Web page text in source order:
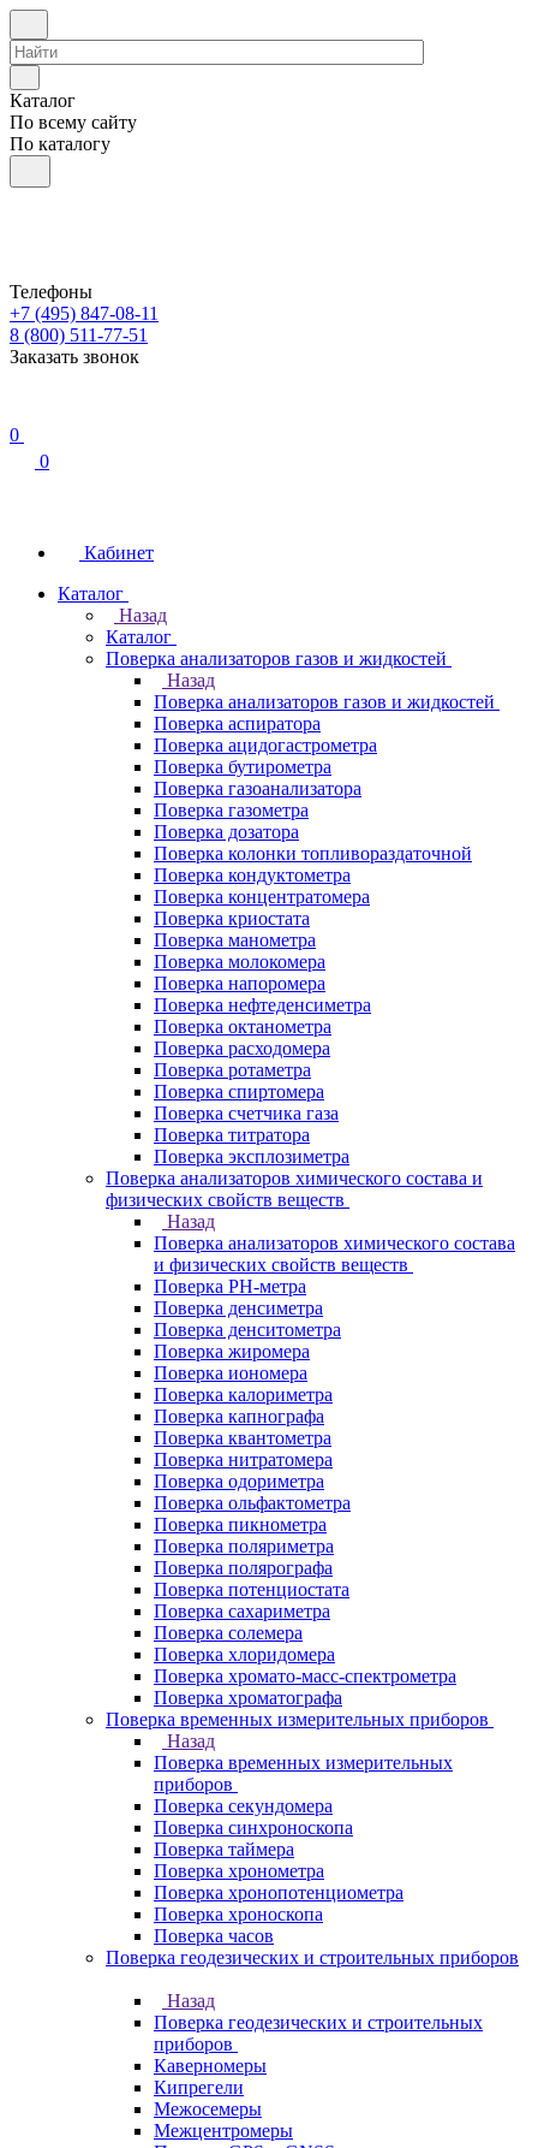
Каталог
По всему сайту
По каталогу
Телефоны
+7 (495) 847-08-11
8 (800) 511-77-51
Заказать звонок
0
0
Кабинет
Каталог
Назад
Каталог
Поверка анализаторов газов и жидкостей
Назад
Поверка анализаторов газов и жидкостей
Поверка аспиратора
Поверка ацидогастрометра
Поверка бутирометра
Поверка газоанализатора
Поверка газометра
Поверка дозатора
Поверка колонки топливораздаточной
Поверка кондуктометра
Поверка концентратомера
Поверка криостата
Поверка манометра
Поверка молокомера
Поверка напоромера
Поверка нефтеденсиметра
Поверка октанометра
Поверка расходомера
Поверка ротаметра
Поверка спиртомера
Поверка счетчика газа
Поверка титратора
Поверка эксплозиметра
Поверка анализаторов химического состава и
физических свойств веществ
Назад
Поверка анализаторов химического состава
и физических свойств веществ
Поверка PH-метра
Поверка денсиметра
Поверка денситометра
Поверка жиромера
Поверка иономера
Поверка калориметра
Поверка капнографа
Поверка квантометра
Поверка нитратомера
Поверка одориметра
Поверка ольфактометра
Поверка пикнометра
Поверка поляриметра
Поверка полярографа
Поверка потенциостата
Поверка сахариметра
Поверка солемера
Поверка хлоридомера
Поверка хромато-масс-спектрометра
Поверка хроматографа
Поверка временных измерительных приборов
Назад
Поверка временных измерительных
приборов
Поверка секундомера
Поверка синхроноскопа
Поверка таймера
Поверка хронометра
Поверка хронопотенциометра
Поверка хроноскопа
Поверка часов
Поверка геодезических и строительных приборов
Назад
Поверка геодезических и строительных
приборов
Каверномеры
Кипрегели
Межосемеры
Межцентромеры